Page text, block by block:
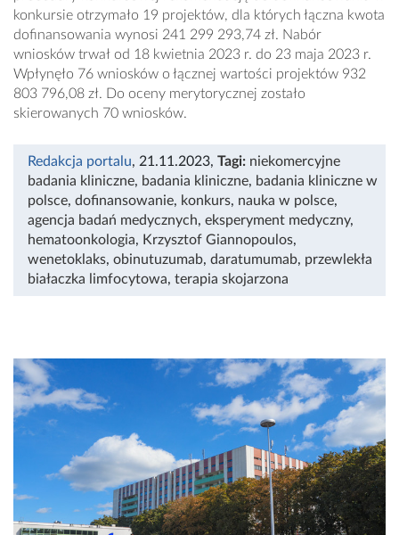
konkursie otrzymało 19 projektów, dla których łączna kwota
dofinansowania wynosi 241 299 293,74 zł. Nabór
wniosków trwał od 18 kwietnia 2023 r. do 23 maja 2023 r.
Wpłynęło 76 wniosków o łącznej wartości projektów 932
803 796,08 zł. Do oceny merytorycznej zostało
skierowanych 70 wniosków.
Redakcja portalu, 21.11.2023, Tagi: niekomercyjne
badania kliniczne, badania kliniczne, badania kliniczne w
polsce, dofinansowanie, konkurs, nauka w polsce,
agencja badań medycznych, eksperyment medyczny,
hematoonkologia, Krzysztof Giannopoulos,
wenetoklaks, obinutuzumab, daratumumab, przewlekła
białaczka limfocytowa, terapia skojarzona